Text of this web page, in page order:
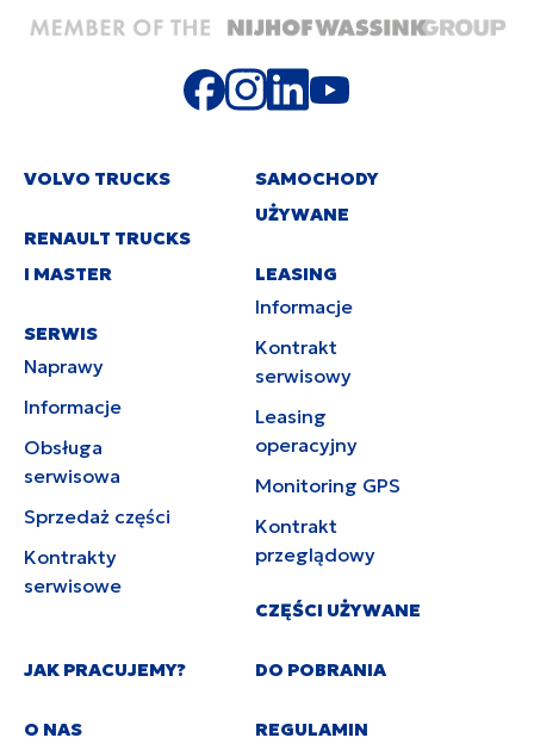
VOLVO TRUCKS
RENAULT TRUCKS
I MASTER
SERWIS
Naprawy
Informacje
Obsługa
serwisowa
Sprzedaż części
Kontrakty
serwisowe
SAMOCHODY
UŻYWANE
LEASING
Informacje
Kontrakt
serwisowy
Leasing
operacyjny
Monitoring GPS
Kontrakt
przeglądowy
CZĘŚCI UŻYWANE
JAK PRACUJEMY?
O NAS
DO POBRANIA
REGULAMIN